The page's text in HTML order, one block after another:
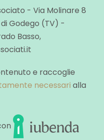
- Via Molinare 8
Godego (TV) -
Basso,
e raccoglie
necessari alla